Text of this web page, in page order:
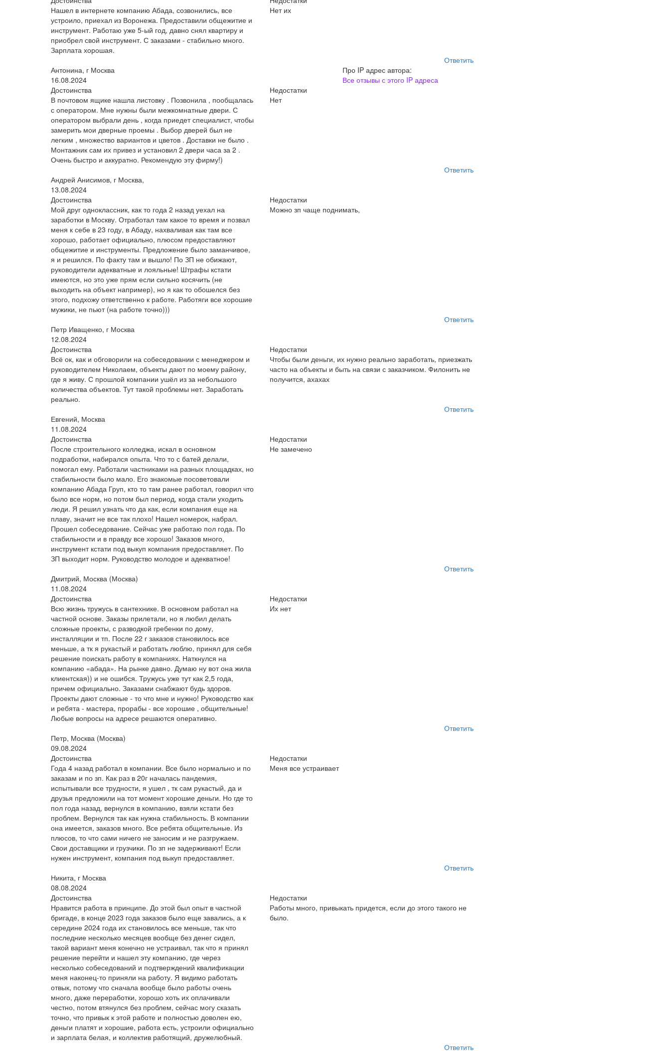
Нашел в интернете компанию Абада, созвонились, все
устроило, приехал из Воронежа. Предоставили общежитие и
инструмент. Работаю уже 5-ый год, давно снял квартиру и
приобрел свой инструмент. С заказами - стабильно много.
Зарплата хорошая.
Нет их
Ответить
Антонина, г Москва
16.08.2024
Про IP адрес автора:
Все отзывы с этого IP адреса
Достоинства
В почтовом ящике нашла листовку . Позвонила , пообщалась
с оператором. Мне нужны были межкомнатные двери. С
оператором выбрали день , когда приедет специалист, чтобы
замерить мои дверные проемы . Выбор дверей был не
легким , множество вариантов и цветов . Доставки не было .
Монтажник сам их привез и установил 2 двери часа за 2 .
Очень быстро и аккуратно. Рекомендую эту фирму!)
Недостатки
Нет
Ответить
Андрей Анисимов, г Москва,
13.08.2024
Достоинства
Мой друг одноклассник, как то года 2 назад уехал на
заработки в Москву. Отработал там какое то время и позвал
меня к себе в 23 году, в Абаду, нахваливая как там все
хорошо, работает официально, плюсом предоставляют
общежитие и инструменты. Предложение было заманчивое,
я и решился. По факту там и вышло! По ЗП не обижают,
руководители адекватные и лояльные! Штрафы кстати
имеются, но это уже прям если сильно косячить (не
выходить на объект например), но я как то обошелся без
этого, подхожу ответственно к работе. Работяги все хорошие
мужики, не пьют (на работе точно)))
Недостатки
Можно зп чаще поднимать,
Ответить
Петр Иващенко, г Москва
12.08.2024
Достоинства
Всё ок, как и обговорили на собеседовании с менеджером и
руководителем Николаем, объекты дают по моему району,
где я живу. С прошлой компании ушёл из за небольшого
количества объектов. Тут такой проблемы нет. Заработать
реально.
Недостатки
Чтобы были деньги, их нужно реально заработать, приезжать
часто на объекты и быть на связи с заказчиком. Филонить не
получится, ахахах
Ответить
Евгений, Москва
11.08.2024
Достоинства
После строительного колледжа, искал в основном
подработки, набирался опыта. Что то с батей делали,
помогал ему. Работали частниками на разных площадках, но
стабильности было мало. Его знакомые посоветовали
компанию Абада Груп, кто то там ранее работал, говорил что
было все норм, но потом был период, когда стали уходить
люди. Я решил узнать что да как, если компания еще на
плаву, значит не все так плохо! Нашел номерок, набрал.
Прошел собеседование. Сейчас уже работаю пол года. По
стабильности и в правду все хорошо! Заказов много,
инструмент кстати под выкуп компания предоставляет. По
ЗП выходит норм. Руководство молодое и адекватное!
Недостатки
Не замечено
Ответить
Дмитрий, Москва (Москва)
11.08.2024
Достоинства
Всю жизнь тружусь в сантехнике. В основном работал на
частной основе. Заказы прилетали, но я любил делать
сложные проекты, с разводкой гребенки по дому,
инсталляции и тп. После 22 г заказов становилось все
меньше, а тк я рукастый и работать люблю, принял для себя
решение поискать работу в компаниях. Наткнулся на
компанию «абада». На рынке давно. Думаю ну вот она жила
клиентская)) и не ошибся. Тружусь уже тут как 2,5 года,
причем официально. Заказами снабжают будь здоров.
Проекты дают сложные - то что мне и нужно! Руководство как
и ребята - мастера, прорабы - все хорошие , общительные!
Любые вопросы на адресе решаются оперативно.
Недостатки
Их нет
Ответить
Петр, Москва (Москва)
09.08.2024
Достоинства
Года 4 назад работал в компании. Все было нормально и по
заказам и по зп. Как раз в 20г началась пандемия,
испытывали все трудности, я ушел , тк сам рукастый, да и
друзья предложили на тот момент хорошие деньги. Но где то
пол года назад, вернулся в компанию, взяли кстати без
проблем. Вернулся так как нужна стабильность. В компании
она имеется, заказов много. Все ребята общительные. Из
плюсов, то что сами ничего не заносим и не разгружаем.
Свои доставщики и грузчики. По зп не задерживают! Если
нужен инструмент, компания под выкуп предоставляет.
Недостатки
Меня все устраивает
Ответить
Никита, г Москва
08.08.2024
Достоинства
Нравится работа в принципе. До этой был опыт в частной
бригаде, в конце 2023 года заказов было еще завались, а к
середине 2024 года их становилось все меньше, так что
последние несколько месяцев вообще без денег сидел,
такой вариант меня конечно не устраивал, так что я принял
решение перейти и нашел эту компанию, где через
несколько собеседований и подтверждений квалификации
меня наконец-то приняли на работу. Я видимо работать
отвык, потому что сначала вообще было работы очень
много, даже переработки, хорошо хоть их оплачивали
честно, потом втянулся без проблем, сейчас могу сказать
точно, что привык к этой работе и полностью доволен ею,
деньги платят и хорошие, работа есть, устроили официально
и зарплата белая, и коллектив работящий, дружелюбный.
Недостатки
Работы много, привыкать придется, если до этого такого не
было.
Ответить